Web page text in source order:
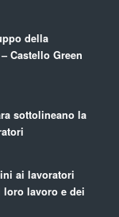
della
Castello Green
sottolineano la
ai lavoratori
lavoro e dei